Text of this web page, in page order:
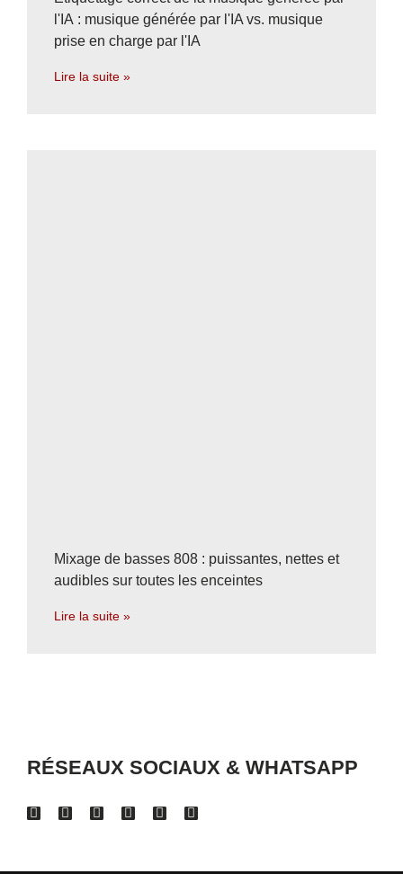
l'IA : musique générée par l'IA vs. musique
prise en charge par l'IA
Lire la suite »
Mixage de basses 808 : puissantes, nettes et
audibles sur toutes les enceintes
Lire la suite »
RÉSEAUX SOCIAUX & WHATSAPP